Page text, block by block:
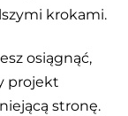
krokami.
osiągnąć,
projekt
stronę.